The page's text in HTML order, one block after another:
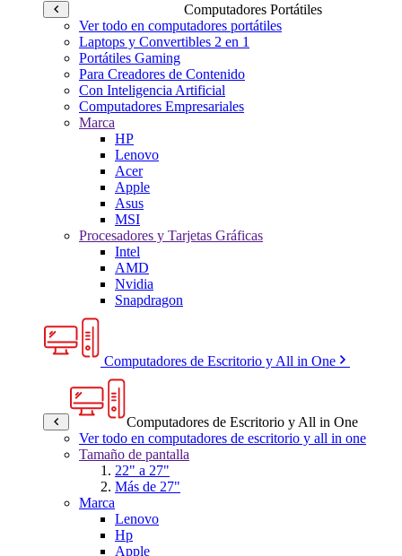
Computadores Portátiles
Ver todo en computadores portátiles
Laptops y Convertibles 2 en 1
Portátiles Gaming
Para Creadores de Contenido
Con Inteligencia Artificial
Computadores Empresariales
Marca
HP
Lenovo
Acer
Apple
Asus
MSI
Procesadores y Tarjetas Gráficas
Intel
AMD
Nvidia
Snapdragon
Computadores de Escritorio y All in One
Computadores de Escritorio y All in One
Ver todo en computadores de escritorio y all in one
Tamaño de pantalla
22" a 27"
Más de 27"
Marca
Lenovo
Hp
Apple